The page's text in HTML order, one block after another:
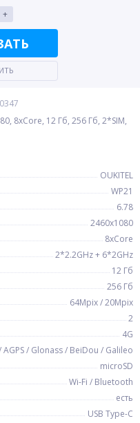
+
8xCore, 12 Гб, 256 Гб, 2*SIM,
OUKITEL
WP21
6.78
2460x1080
8xCore
2*2.2GHz + 6*2GHz
12 Гб
256 Гб
64Mpix / 20Mpix
2
4G
AGPS / Glonass / BeiDou / Galileo
microSD
Wi-Fi / Bluetooth
есть
USB Type-C